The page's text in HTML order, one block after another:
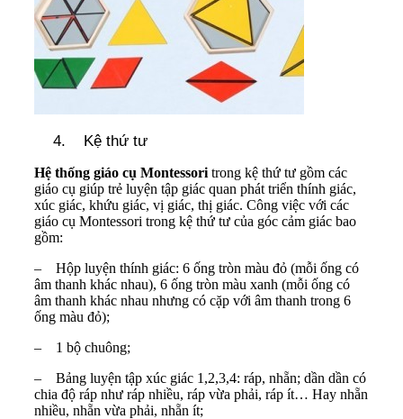
Kệ thứ tư
Hệ thống giáo cụ Montessori trong kệ thứ tư gồm các
giáo cụ giúp trẻ luyện tập giác quan phát triển thính giác,
xúc giác, khứu giác, vị giác, thị giác. Công việc với các
giáo cụ Montessori trong kệ thứ tư của góc cảm giác bao
gồm:
–
Hộp luyện thính giác: 6 ống tròn màu đỏ (mỗi ống có
âm thanh khác nhau), 6 ống tròn màu xanh (mỗi ống có
âm thanh khác nhau nhưng có cặp với âm thanh trong 6
ống màu đỏ);
–
1 bộ chuông;
–
Bảng luyện tập xúc giác 1,2,3,4: ráp, nhẵn; dần dần có
chia độ ráp như ráp nhiều, ráp vừa phải, ráp ít… Hay nhẵn
nhiều, nhẵn vừa phải, nhẵn ít;